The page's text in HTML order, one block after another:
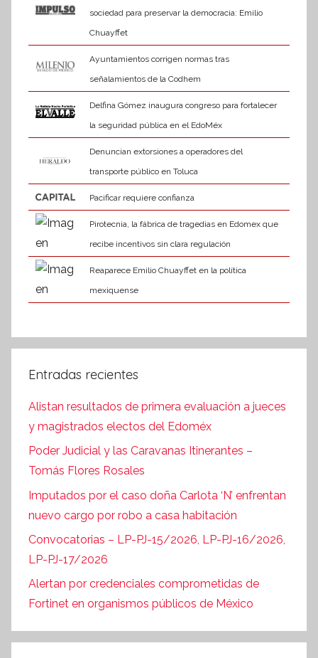
sociedad para preservar la democracia: Emilio
Chuayffet
Ayuntamientos corrigen normas tras
señalamientos de la Codhem
Delfina Gómez inaugura congreso para fortalecer
la seguridad pública en el EdoMéx
Denuncian extorsiones a operadores del
transporte público en Toluca
Pacificar requiere confianza
Pirotecnia, la fábrica de tragedias en Edomex que
recibe incentivos sin clara regulación
Reaparece Emilio Chuayffet en la política
mexiquense
Entradas recientes
Alistan resultados de primera evaluación a jueces
y magistrados electos del Edoméx
Poder Judicial y las Caravanas Itinerantes –
Tomás Flores Rosales
Imputados por el caso doña Carlota ‘N’ enfrentan
nuevo cargo por robo a casa habitación
Convocatorias – LP-PJ-15/2026, LP-PJ-16/2026,
LP-PJ-17/2026
Alertan por credenciales comprometidas de
Fortinet en organismos públicos de México